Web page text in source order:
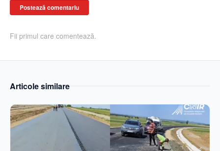
Postează comentariu
Fii primul care comentează.
Articole similare